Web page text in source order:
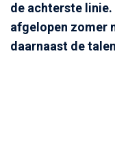
de achterste
afgelopen zomer
daarnaast de